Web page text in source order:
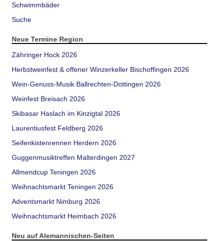
Schwimmbäder
Suche
Neue Termine Region
Zähringer Hock 2026
Herbstweinfest & offener Winzerkeller Bischoffingen 2026
Wein-Genuss-Musik Ballrechten-Dottingen 2026
Weinfest Breisach 2026
Skibasar Haslach im Kinzigtal 2026
Laurentiusfest Feldberg 2026
Seifenkistenrennen Herdern 2026
Guggenmusiktreffen Malterdingen 2027
Allmendcup Teningen 2026
Weihnachtsmarkt Teningen 2026
Adventsmarkt Nimburg 2026
Weihnachtsmarkt Heimbach 2026
Neu auf Alemannischen-Seiten